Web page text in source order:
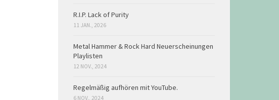
R.I.P. Lack of Purity
11 JAN., 2026
Metal Hammer & Rock Hard Neuerscheinungen
Playlisten
12 NOV., 2024
Regelmäßig aufhören mit YouTube.
6 NOV., 2024